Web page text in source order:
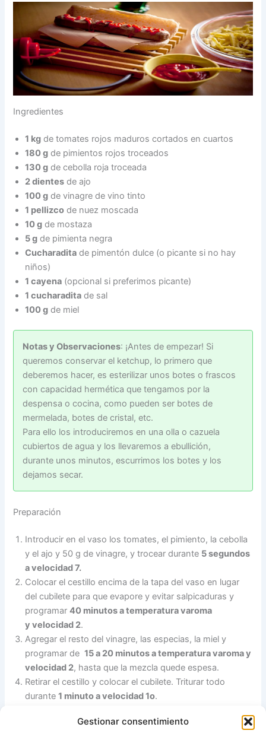
Gestionar consentimiento
Ingredientes
1 kg de tomates rojos maduros cortados en cuartos
180 g de pimientos rojos troceados
130 g de cebolla roja troceada
2 dientes de ajo
100 g de vinagre de vino tinto
1 pellizco de nuez moscada
10 g de mostaza
5 g de pimienta negra
Cucharadita de pimentón dulce (o picante si no hay
niños)
1 cayena (opcional si preferimos picante)
1 cucharadita de sal
100 g de miel
Notas y Observaciones: ¡Antes de empezar! Si
queremos conservar el ketchup, lo primero que
deberemos hacer, es esterilizar unos botes o frascos
con capacidad hermética que tengamos por la
despensa o cocina, como pueden ser botes de
mermelada, botes de cristal, etc.
Para ello los introduciremos en una olla o cazuela
cubiertos de agua y los llevaremos a ebullición,
durante unos minutos, escurrimos los botes y los
dejamos secar.
Preparación
Introducir en el vaso los tomates, el pimiento, la cebolla
y el ajo y 50 g de vinagre, y trocear durante 5 segundos
a velocidad 7.
Colocar el cestillo encima de la tapa del vaso en lugar
del cubilete para que evapore y evitar salpicaduras y
programar40 minutos a temperatura varoma
y velocidad 2.
Agregar el resto del vinagre, las especias, la miel y
programar de15 a 20 minutos a temperatura varoma y
velocidad 2, hasta que la mezcla quede espesa.
Retirar el cestillo y colocar el cubilete. Triturar todo
durante1 minuto a velocidad 1o.
tiempo, volcamos la preparación en un tarro de cristal